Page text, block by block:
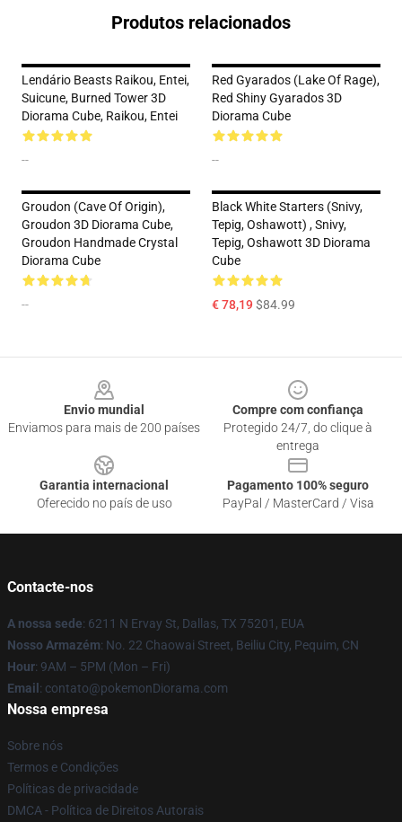
Produtos relacionados
Lendário Beasts Raikou, Entei,
Suicune, Burned Tower 3D
Diorama Cube, Raikou, Entei
--
Red Gyarados (Lake Of Rage),
Red Shiny Gyarados 3D
Diorama Cube
--
Groudon (Cave Of Origin),
Groudon 3D Diorama Cube,
Groudon Handmade Crystal
Diorama Cube
--
Black White Starters (Snivy,
Tepig, Oshawott) , Snivy,
Tepig, Oshawott 3D Diorama
Cube
€ 78,19$84.99
Envio mundial
Enviamos para mais de 200 países
Compre com confiança
Protegido 24/7, do clique à
entrega
Garantia internacional
Oferecido no país de uso
Pagamento 100% seguro
PayPal / MasterCard / Visa
Contacte-nos
A nossa sede: 6211 N Ervay St, Dallas, TX 75201, EUA
Nosso Armazém: No. 22 Chaowai Street, Beiliu City, Pequim, CN
Hour: 9AM – 5PM (Mon – Fri)
Email : contato@pokemonDiorama.com
Nossa empresa
Sobre nós
Termos e Condições
Políticas de privacidade
DMCA - Política de Direitos Autorais